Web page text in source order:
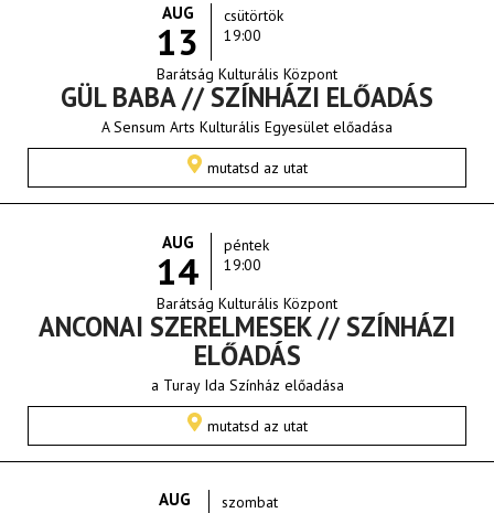
AUG
13
csütörtök
19:00
Barátság Kulturális Központ
GÜL BABA // SZÍNHÁZI ELŐADÁS
A Sensum Arts Kulturális Egyesület előadása
mutatsd az utat
AUG
14
péntek
19:00
Barátság Kulturális Központ
ANCONAI SZERELMESEK // SZÍNHÁZI
ELŐADÁS
a Turay Ida Színház előadása
mutatsd az utat
AUG
szombat